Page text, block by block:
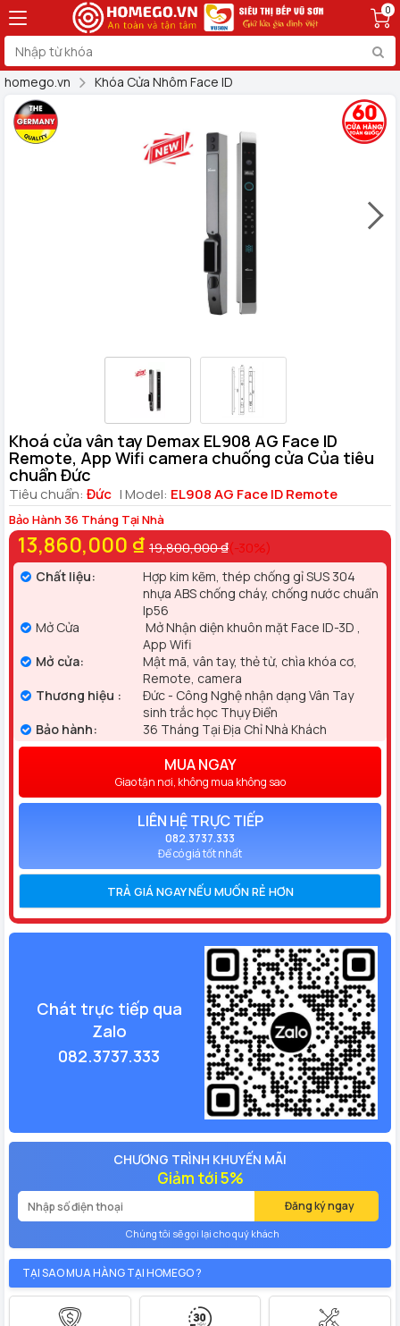
0
homego.vn Khóa Cửa Nhôm Face ID
Khoá cửa vân tay Demax EL908 AG Face ID
Remote, App Wifi camera chuống cửa Của tiêu
chuẩn Đức
Tiêu chuẩn: Đức | Model: EL908 AG Face ID Remote
Bảo Hành 36 Tháng Tại Nhà
13,860,000 ₫ 19,800,000 ₫(-30%)
Chất liệu:
Hợp kim kẽm, thép chống gỉ SUS 304
nhựa ABS chống cháy, chống nước chuẩn
Ip56
Mở Cửa
Mở Nhận diện khuôn mặt Face ID-3D ,
App Wifi
Mở cửa:
Mật mã, vân tay, thẻ từ, chìa khóa cơ,
Remote, camera
Thương hiệu :
Đức - Công Nghệ nhận dạng Vân Tay
sinh trắc học Thụy Điển
Bảo hành:
36 Tháng Tại Địa Chỉ Nhà Khách
MUA NGAY
Giao tận nơi, không mua không sao
LIÊN HỆ TRỰC TIẾP
082.3737.333
Để có giá tốt nhất
TRẢ GIÁ NGAY NẾU MUỐN RẺ HƠN
Chát trực tiếp qua
Zalo
082.3737.333
CHƯƠNG TRÌNH KHUYẾN MÃI
Giảm tới 5%
Đăng ký ngay
Chúng tôi sẽ gọi lại cho quý khách
TẠI SAO MUA HÀNG TẠI HOMEGO ?